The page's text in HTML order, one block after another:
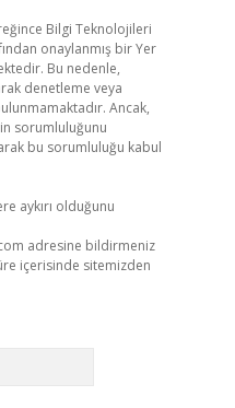
Bilgi Teknolojileri
onaylanmış bir Yer
Bu nedenle,
denetleme veya
Ancak,
sorumluluğunu
bu sorumluluğu kabul
aykırı olduğunu
adresine bildirmeniz
içerisinde sitemizden